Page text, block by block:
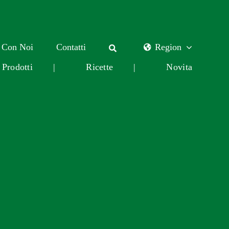
Noi Contatti
Region
Prodotti
| Ricette | Novita